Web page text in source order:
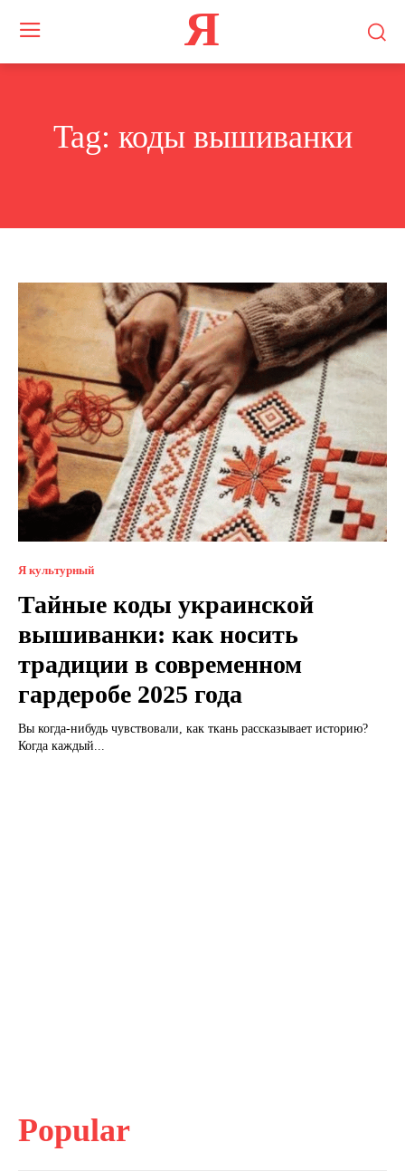
Я
Tag: коды вышиванки
Я культурный
Тайные коды украинской
вышиванки: как носить
традиции в современном
гардеробе 2025 года
Вы когда-нибудь чувствовали, как ткань рассказывает историю?
Когда каждый...
Popular